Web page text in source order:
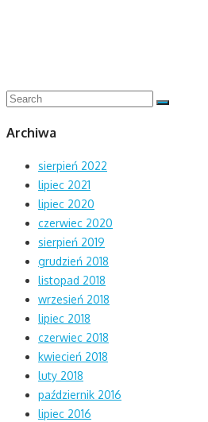
Search
Search
Archiwa
sierpień 2022
lipiec 2021
lipiec 2020
czerwiec 2020
sierpień 2019
grudzień 2018
listopad 2018
wrzesień 2018
lipiec 2018
czerwiec 2018
kwiecień 2018
luty 2018
październik 2016
lipiec 2016